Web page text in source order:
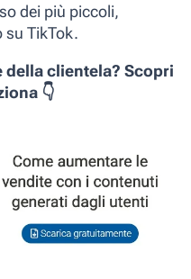
dei più piccoli,
su TikTok.
della clientela? Scopri
👇